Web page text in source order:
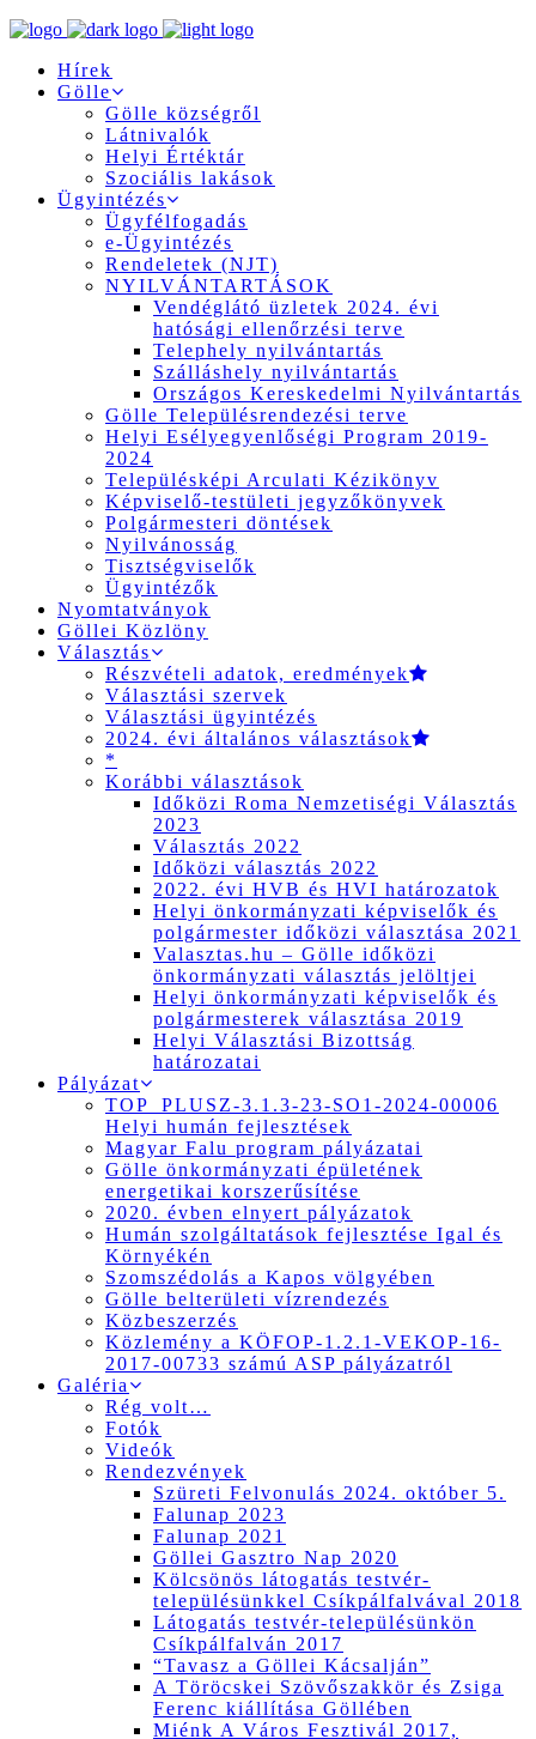
Hírek
Gölle
Gölle községről
Látnivalók
Helyi Értéktár
Szociális lakások
Ügyintézés
Ügyfélfogadás
e-Ügyintézés
Rendeletek (NJT)
NYILVÁNTARTÁSOK
Vendéglátó üzletek 2024. évi
hatósági ellenőrzési terve
Telephely nyilvántartás
Szálláshely nyilvántartás
Országos Kereskedelmi Nyilvántartás
Gölle Településrendezési terve
Helyi Esélyegyenlőségi Program 2019-
2024
Településképi Arculati Kézikönyv
Képviselő-testületi jegyzőkönyvek
Polgármesteri döntések
Nyilvánosság
Tisztségviselők
Ügyintézők
Nyomtatványok
Göllei Közlöny
Választás
Részvételi adatok, eredmények
Választási szervek
Választási ügyintézés
2024. évi általános választások
*
Korábbi választások
Időközi Roma Nemzetiségi Választás
2023
Választás 2022
Időközi választás 2022
2022. évi HVB és HVI határozatok
Helyi önkormányzati képviselők és
polgármester időközi választása 2021
Valasztas.hu – Gölle időközi
önkormányzati választás jelöltjei
Helyi önkormányzati képviselők és
polgármesterek választása 2019
Helyi Választási Bizottság
határozatai
Pályázat
TOP_PLUSZ-3.1.3-23-SO1-2024-00006
Helyi humán fejlesztések
Magyar Falu program pályázatai
Gölle önkormányzati épületének
energetikai korszerűsítése
2020. évben elnyert pályázatok
Humán szolgáltatások fejlesztése Igal és
Környékén
Szomszédolás a Kapos völgyében
Gölle belterületi vízrendezés
Közbeszerzés
Közlemény a KÖFOP-1.2.1-VEKOP-16-
2017-00733 számú ASP pályázatról
Galéria
Rég volt…
Fotók
Videók
Rendezvények
Szüreti Felvonulás 2024. október 5.
Falunap 2023
Falunap 2021
Göllei Gasztro Nap 2020
Kölcsönös látogatás testvér-
településünkkel Csíkpálfalvával 2018
Látogatás testvér-településünkön
Csíkpálfalván 2017
“Tavasz a Göllei Kácsalján”
A Töröcskei Szövőszakkör és Zsiga
Ferenc kiállítása Göllében
Miénk A Város Fesztivál 2017,